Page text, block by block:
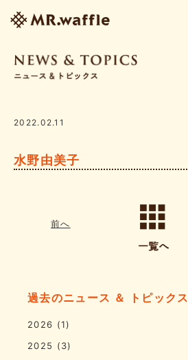
2022.02.11
水野由美子
前へ
過去のニュース ＆ トピックス
2026 (1)
2025 (3)